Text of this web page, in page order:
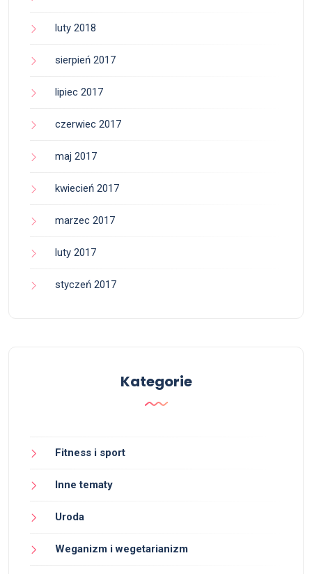
luty 2018
sierpień 2017
lipiec 2017
czerwiec 2017
maj 2017
kwiecień 2017
marzec 2017
luty 2017
styczeń 2017
Kategorie
Fitness i sport
Inne tematy
Uroda
Weganizm i wegetarianizm